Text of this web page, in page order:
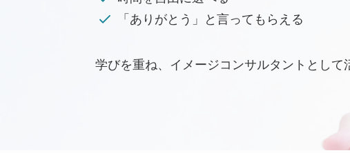
「ありがとう」と言ってもらえる
学びを重ね、イメージコンサルタントとして